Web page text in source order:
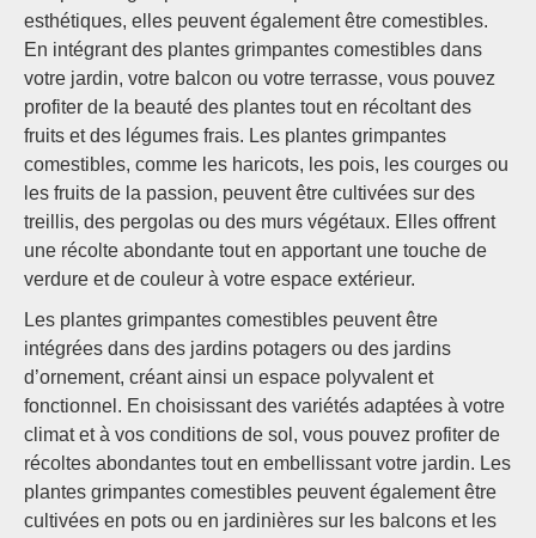
esthétiques, elles peuvent également être comestibles.
En intégrant des plantes grimpantes comestibles dans
votre jardin, votre balcon ou votre terrasse, vous pouvez
profiter de la beauté des plantes tout en récoltant des
fruits et des légumes frais. Les plantes grimpantes
comestibles, comme les haricots, les pois, les courges ou
les fruits de la passion, peuvent être cultivées sur des
treillis, des pergolas ou des murs végétaux. Elles offrent
une récolte abondante tout en apportant une touche de
verdure et de couleur à votre espace extérieur.
Les plantes grimpantes comestibles peuvent être
intégrées dans des jardins potagers ou des jardins
d’ornement, créant ainsi un espace polyvalent et
fonctionnel. En choisissant des variétés adaptées à votre
climat et à vos conditions de sol, vous pouvez profiter de
récoltes abondantes tout en embellissant votre jardin. Les
plantes grimpantes comestibles peuvent également être
cultivées en pots ou en jardinières sur les balcons et les